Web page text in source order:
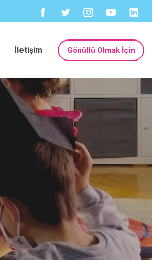
Gönüllü Olmak İçin
İletişim